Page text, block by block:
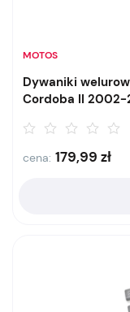
MOTOS
Dywaniki
Cordoba II
cena: 179,99 zł